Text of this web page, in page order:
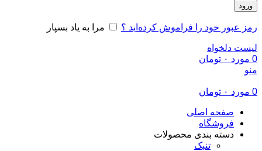
ورود
رمز عبور خود را فراموش کرده‌اید ؟ مرا به یاد بسپار
لیست دلخواه
0 مورد ۰ تومان
منو
0 مورد ۰ تومان
صفحه اصلی
فروشگاه
دسته بندی محصولات
تنبک